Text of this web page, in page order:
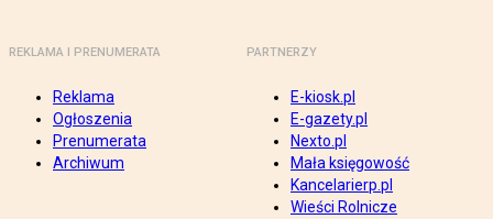
REKLAMA I PRENUMERATA
Reklama
Ogłoszenia
Prenumerata
Archiwum
PARTNERZY
E-kiosk.pl
E-gazety.pl
Nexto.pl
Mała księgowość
Kancelarierp.pl
Wieści Rolnicze